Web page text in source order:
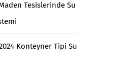
Tesislerinde Su
Konteyner Tipi Su